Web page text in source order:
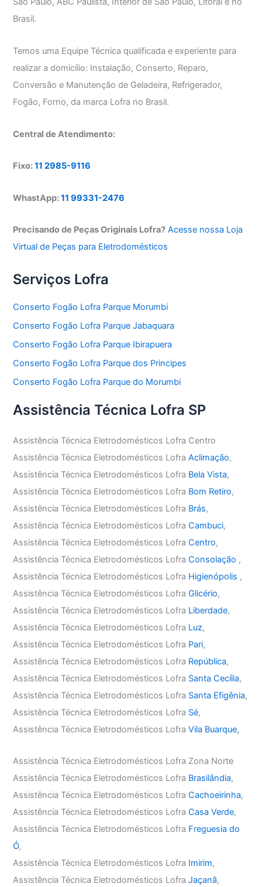
Brasil.
Temos uma Equipe Técnica qualificada e experiente para
realizar a domicílio: Instalação, Conserto, Reparo,
Conversão e Manutenção de Geladeira, Refrigerador,
Fogão, Forno, da marca Lofra no Brasil.
Central de Atendimento:
Fixo:11 2985-9116
WhastApp:11 99331-2476
Precisando de Peças Originais Lofra? Acesse nossa Loja
Virtual de Peças para Eletrodomésticos
Serviços Lofra
Conserto Fogão Lofra Parque Morumbi
Conserto Fogão Lofra Parque Jabaquara
Conserto Fogão Lofra Parque Ibirapuera
Conserto Fogão Lofra Parque dos Principes
Conserto Fogão Lofra Parque do Morumbi
Assistência Técnica Lofra SP
Assistência Técnica Eletrodomésticos Lofra Centro
Assistência Técnica Eletrodomésticos LofraAclimação,
Assistência Técnica Eletrodomésticos Lofra Bela Vista,
Assistência Técnica Eletrodomésticos Lofra Bom Retiro,
Assistência Técnica Eletrodomésticos Lofra Brás,
Assistência Técnica Eletrodomésticos LofraCambuci,
Assistência Técnica Eletrodomésticos LofraCentro,
Assistência Técnica Eletrodomésticos LofraConsolação ,
Assistência Técnica Eletrodomésticos Lofra Higienópolis ,
Assistência Técnica Eletrodomésticos LofraGlicério,
Assistência Técnica Eletrodomésticos Lofra Liberdade,
Assistência Técnica Eletrodomésticos Lofra Luz,
Assistência Técnica Eletrodomésticos Lofra Pari,
Assistência Técnica Eletrodomésticos Lofra República,
Assistência Técnica Eletrodomésticos Lofra Santa Cecília,
Assistência Técnica Eletrodomésticos Lofra Santa Efigênia,
Assistência Técnica Eletrodomésticos Lofra Sé,
Assistência Técnica Eletrodomésticos LofraVila Buarque,
Assistência Técnica Eletrodomésticos Lofra Zona Norte
Assistência Técnica Eletrodomésticos Lofra Brasilândia,
Assistência Técnica Eletrodomésticos LofraCachoeirinha,
Assistência Técnica Eletrodomésticos LofraCasa Verde,
Assistência Técnica Eletrodomésticos Lofra Freguesia do
Ó,
Assistência Técnica Eletrodomésticos Lofra Imirim,
Assistência Técnica Eletrodomésticos LofraJaçanã,